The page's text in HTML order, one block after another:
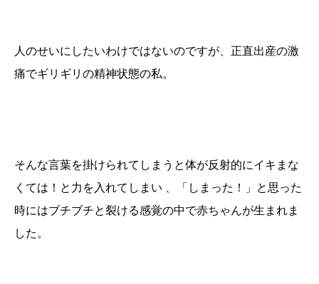
人のせいにしたいわけではないのですが、正直出産の激
痛でギリギリの精神状態の私。
そんな言葉を掛けられてしまうと体が反射的にイキまな
くては！と力を入れてしまい 、「しまった！」と思った
時にはブチブチと裂ける感覚の中で赤ちゃんが生まれま
した。